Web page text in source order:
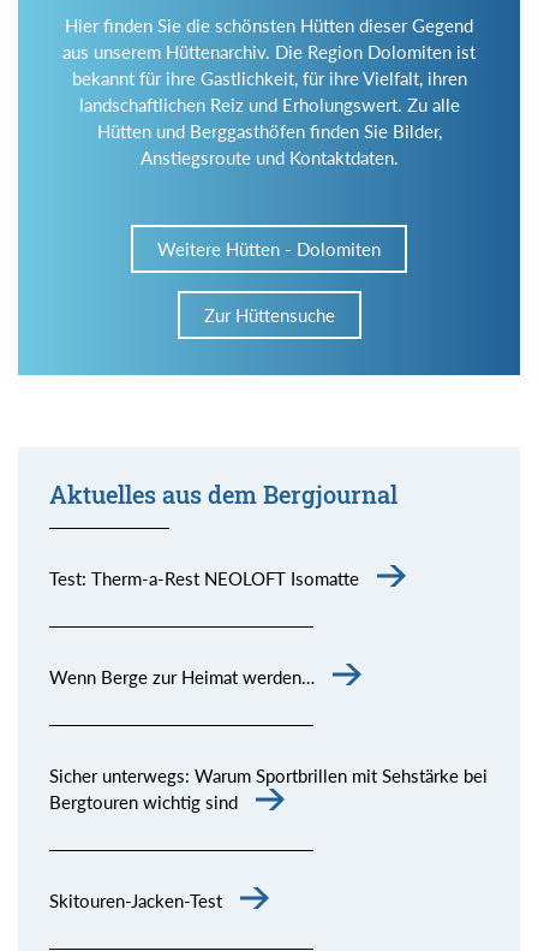
Hier finden Sie die schönsten Hütten dieser Gegend
aus unserem Hüttenarchiv. Die Region Dolomiten ist
bekannt für ihre Gastlichkeit, für ihre Vielfalt, ihren
landschaftlichen Reiz und Erholungswert. Zu alle
Hütten und Berggasthöfen finden Sie Bilder,
Anstiegsroute und Kontaktdaten.
Weitere Hütten - Dolomiten
Zur Hüttensuche
Aktuelles aus dem Bergjournal
Test: Therm-a-Rest NEOLOFT Isomatte
Wenn Berge zur Heimat werden…
Sicher unterwegs: Warum Sportbrillen mit Sehstärke bei
Bergtouren wichtig sind
Skitouren-Jacken-Test